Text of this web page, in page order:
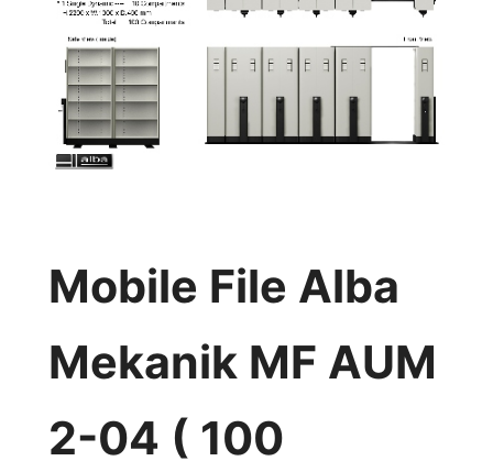
Mobile File Alba
Mekanik MF AUM
2-04 ( 100